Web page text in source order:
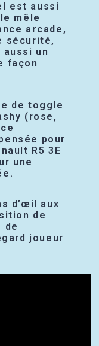
est aussi
mêle
arcade ,
sécurité,
un
façon
de toggle
(rose,
pour
R5 3E
une
d’œil aux
de
de
joueur